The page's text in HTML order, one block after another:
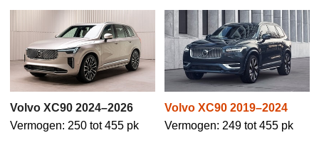
Volvo XC90 2024–2026
Vermogen: 250 tot 455 pk
Volvo XC90 2019–2024
Vermogen: 249 tot 455 pk